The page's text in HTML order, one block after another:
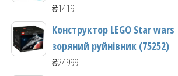
₴1419
Конструктор LEGO Star
зоряний руйнівник (75252)
₴24999